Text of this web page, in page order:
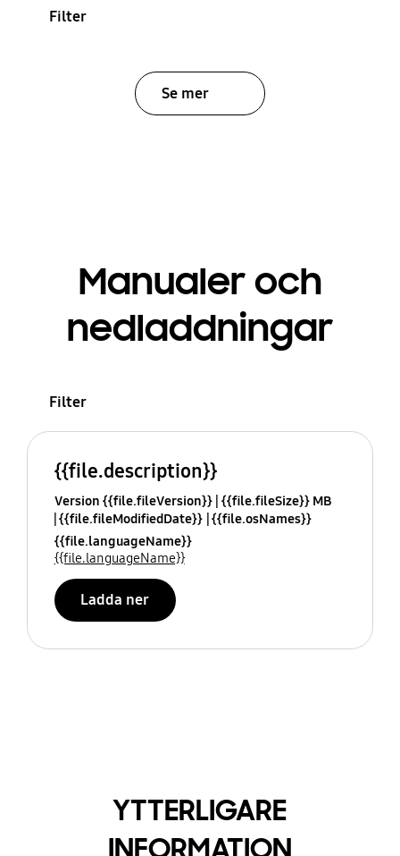
Filter
Se mer
Manualer och
nedladdningar
Filter
{{file.description}}
Version {{file.fileVersion}} {{file.fileSize}} MB
{{file.fileModifiedDate}} {{file.osNames}}
{{file.languageName}}
{{file.languageName}}
Ladda ner
YTTERLIGARE